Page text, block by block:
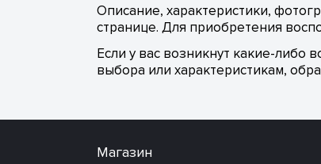
Описание, характеристики,
странице. Для приобретения
Если у вас возникнут какие-либо
выбора или характеристикам,
Магазин